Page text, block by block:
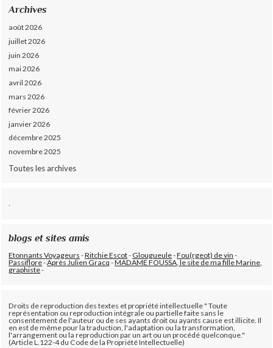
Archives
août 2026
juillet 2026
juin 2026
mai 2026
avril 2026
mars 2026
février 2026
janvier 2026
décembre 2025
novembre 2025
Toutes les archives
blogs et sites amis
Etonnants Voyageurs -Ritchie Escot-Glougueule-Fou(rgeot) de vin -
Passiflore-Après Julien Gracq-MADAME FOUSSA, le site de ma fille Marine,
graphiste-
Droits de reproduction des textes et propriété intellectuelle " Toute
représentation ou reproduction intégrale ou partielle faite sans le
consentement de l'auteur ou de ses ayants droit ou ayants cause est illicite. Il
en est de même pour la traduction, l'adaptation ou la transformation,
l'arrangement ou la reproduction par un art ou un procédé quelconque."
(Article L.122-4 du Code de la Propriété Intellectuelle)